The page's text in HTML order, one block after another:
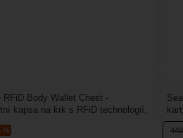
%
RFiD Body Wallet Chest -
kapsa na krk s RFiD technologií.